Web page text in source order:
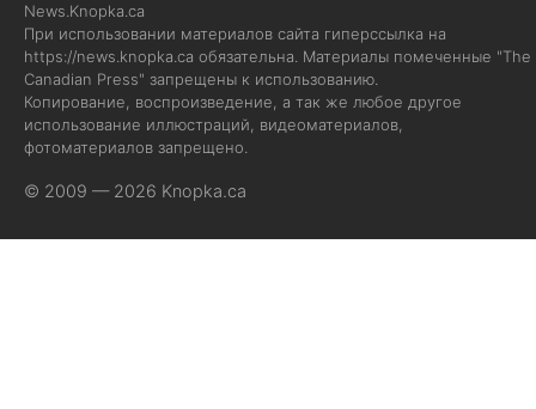
News.Knopka.ca
При использовании материалов сайта гиперссылка на
https://news.knopka.ca обязательна. Материалы помеченные "The
Canadian Press" запрещены к использованию.
Копирование, воспроизведение, а так же любое другое
использование иллюстраций, видеоматериалов,
фотоматериалов запрещено.
© 2009 — 2026 Knopka.ca